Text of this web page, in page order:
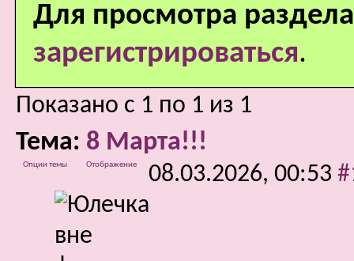
Для просмотра
зарегистрироваться.
Показано с 1 по 1 из 1
Тема: 8 Марта!!!
Опции темы Отображение 08.03.2026, 00:53